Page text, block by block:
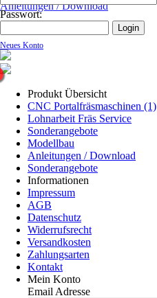
Anleitungen / Download
Passwort:
Neues Konto
Produkt Übersicht
CNC Portalfräsmaschinen (1)
Lohnarbeit Fräs Service
Sonderangebote
Modellbau
Anleitungen / Download
Sonderangebote
Informationen
Impressum
AGB
Datenschutz
Widerrufsrecht
Versandkosten
Zahlungsarten
Kontakt
Mein Konto
Email Adresse